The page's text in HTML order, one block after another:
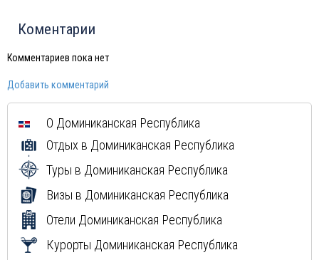
Марокко
Тунис
Вьетнам
Куба
Греция
Коментарии
Комментариев пока нет
Добавить комментарий
О Доминиканская Республика
Отдых в Доминиканская Республика
Туры в Доминиканская Республика
Визы в Доминиканская Республика
Отели Доминиканская Республика
Курорты Доминиканская Республика